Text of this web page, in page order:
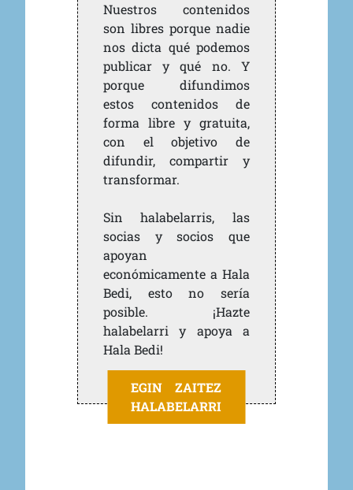
Nuestros contenidos
son libres porque nadie
nos dicta qué podemos
publicar y qué no. Y
porque difundimos
estos contenidos de
forma libre y gratuita,
con el objetivo de
difundir, compartir y
transformar.
Sin halabelarris, las
socias y socios que
apoyan
económicamente a Hala
Bedi, esto no sería
posible. ¡Hazte
halabelarri y apoya a
Hala Bedi!
EGIN ZAITEZ
HALABELARRI